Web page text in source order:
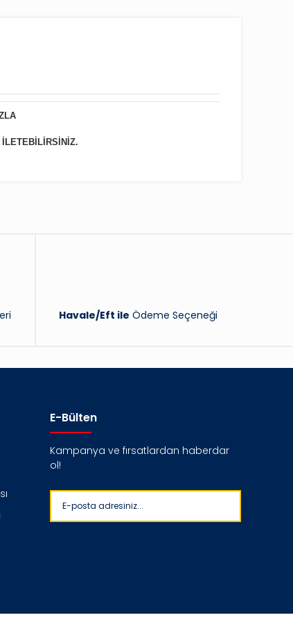
Havale/Eft ile Ödeme Seçeneği
E-Bülten
Kampanya ve fırsatlardan haberdar
ol!